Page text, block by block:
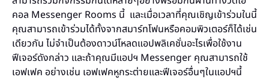
คอล Messenger Rooms นี้ และเมื่อเวลาที่คุณเชิญเข้าร่วมในนี้
คุณสามารถเข้าร่วมได้ทั้งจากสมาร์ทโฟนหรือคอมพิวเตอร์ก็ได้เช่น
เดียวกัน ไม่จำเป็นต้องดาวน์โหลดแอปพลิเคชั่นอะไรเพื่อใช้งาน
ฟีเจอร์ดังกล่าว และถ้าคุณมีแอปฯ Messenger คุณสามารถใช้
เอฟเฟค อย่างเช่น เอฟเฟคหูกระต่ายและฟีเจอร์อื่นๆในแอปฯนี้